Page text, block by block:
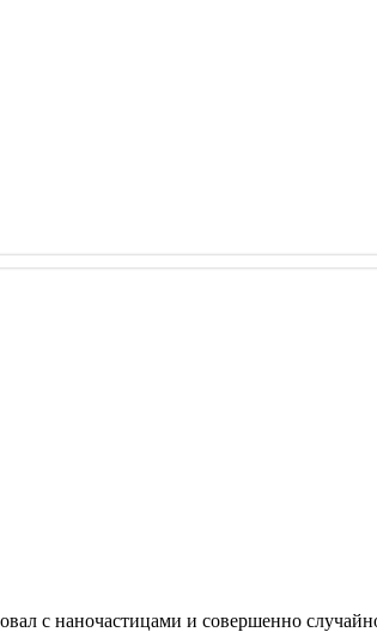
с наночастицами и совершенно